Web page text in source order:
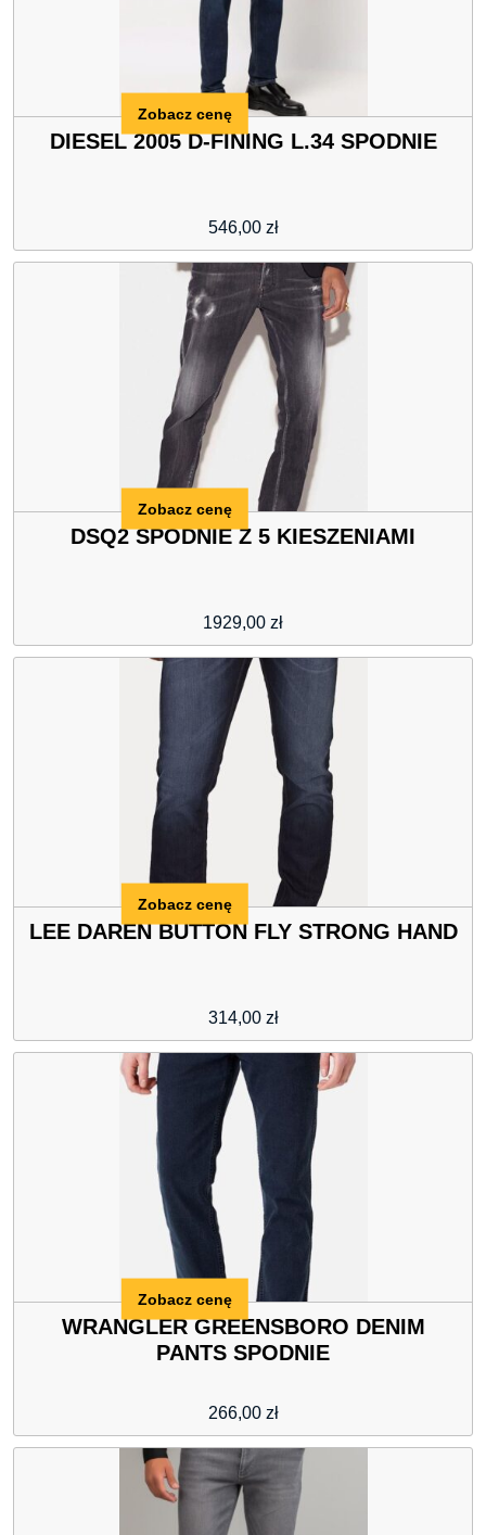
DIESEL 2005 D-FINING L.34 SPODNIE
546,00 zł
Zobacz cenę
DSQ2 SPODNIE Z 5 KIESZENIAMI
1929,00 zł
Zobacz cenę
LEE DAREN BUTTON FLY STRONG HAND
314,00 zł
Zobacz cenę
WRANGLER GREENSBORO DENIM
PANTS SPODNIE
266,00 zł
Zobacz cenę